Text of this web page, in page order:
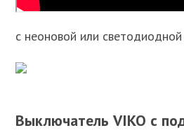
с неоновой или
Выключатель VIKO с